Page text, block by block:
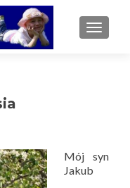
Mój syn
Jakub